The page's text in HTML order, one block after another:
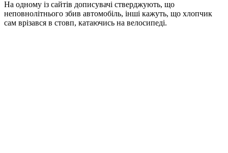
На одному із сайтів дописувачі стверджують, що
неповнолітнього збив автомобіль, інші кажуть, що хлопчик
сам врізався в стовп, катаючись на велосипеді.